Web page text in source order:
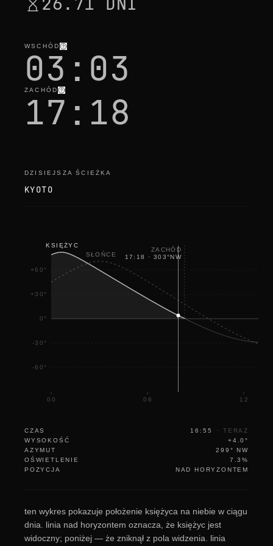
WSCHÓD
03:03
ZACHÓD
17:18
DZISIEJSZA ŚCIEŻKA
KYOTO
+60°
+30°
0°
-30°
-60°
00 06 12
KSIĘŻYC
SŁOŃCE
ZACHÓD
17:18 · 303°NW
CZAS 16:55 · TERAZ
WYSOKOŚĆ
+4.0°
AZYMUT
299° NW
OŚWIETLENIE
7.3%
POZYCJA
NAD HORYZONTEM
ten wykres pokazuje położenie księżyca na niebie w ciągu
dnia. linia nad horyzontem oznacza, że księżyc jest
widoczny; poniżej — że zniknął z pola widzenia. linia